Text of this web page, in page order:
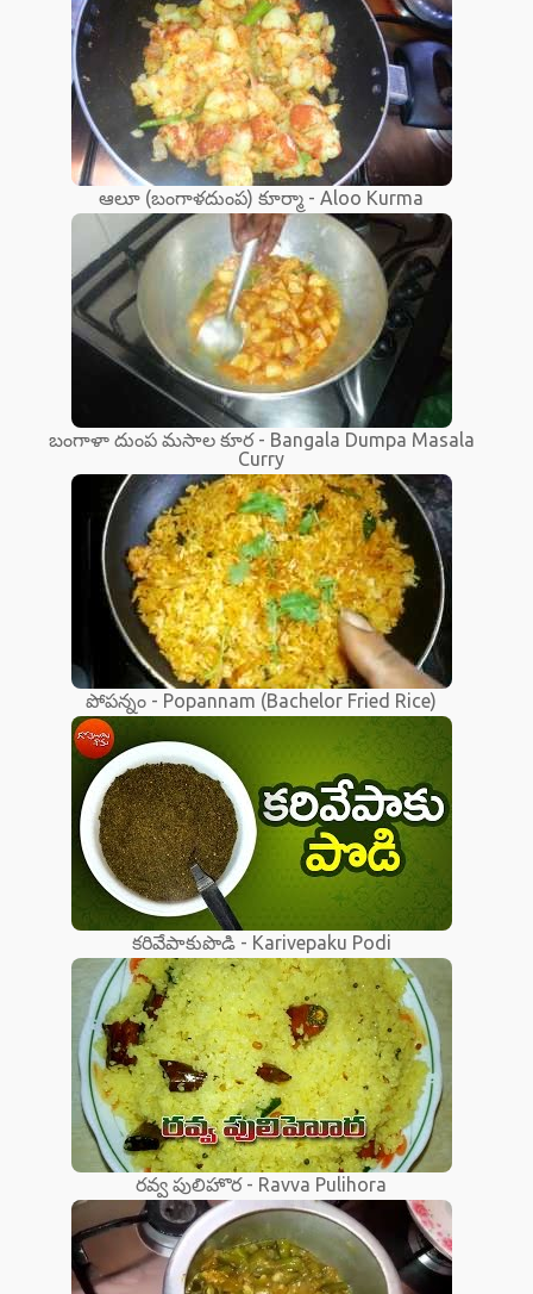
ఆలూ (బంగాళదుంప) కూర్మా - Aloo Kurma
బంగాళా దుంప మసాల కూర - Bangala Dumpa Masala
Curry
పోపన్నం - Popannam (Bachelor Fried Rice)
కరివేపాకుపొడి - Karivepaku Podi
రవ్వ పులిహొర - Ravva Pulihora